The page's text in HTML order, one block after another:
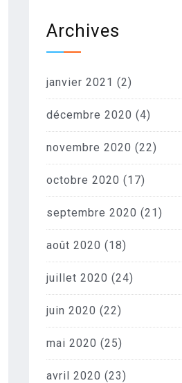
Archives
janvier 2021 (2)
décembre 2020 (4)
novembre 2020 (22)
octobre 2020 (17)
septembre 2020 (21)
août 2020 (18)
juillet 2020 (24)
juin 2020 (22)
mai 2020 (25)
avril 2020 (23)